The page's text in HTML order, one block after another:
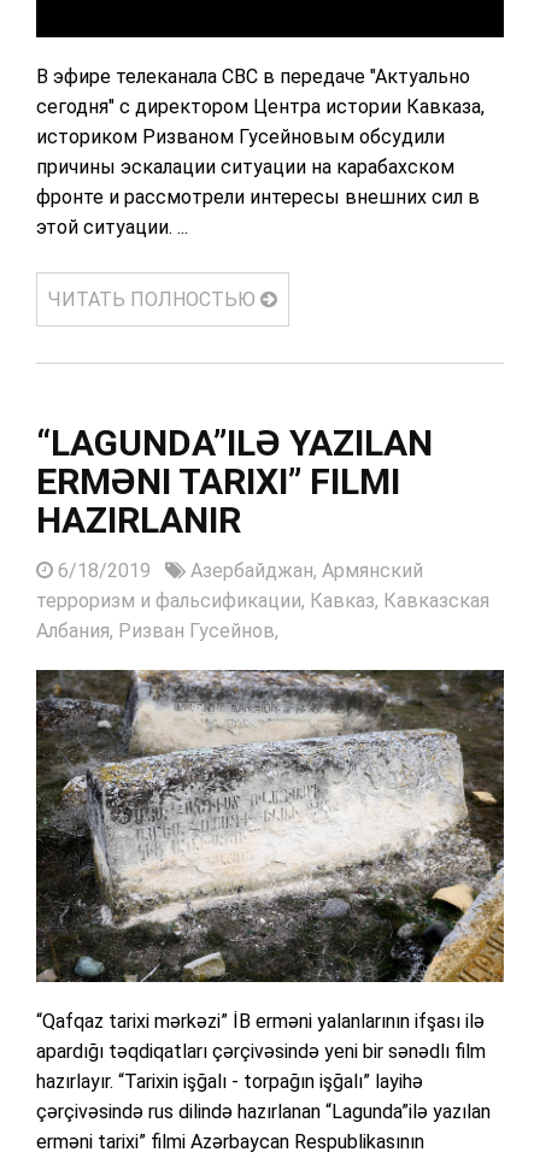
В эфире телеканала СВС в передаче "Актуально
сегодня" с директором Центра истории Кавказа,
историком Ризваном Гусейновым обсудили
причины эскалации ситуации на карабахском
фронте и рассмотрели интересы внешних сил в
этой ситуации. ...
ЧИТАТЬ ПОЛНОСТЬЮ
“LAGUNDA”ILƏ YAZILAN
ERMƏNI TARIXI” FILMI
HAZIRLANIR
6/18/2019 Азербайджан, Армянский
терроризм и фальсификации, Кавказ, Кавказская
Албания, Ризван Гусейнов,
“Qafqaz tarixi mərkəzi” İB erməni yalanlarının ifşası ilə
apardığı təqdiqatları çərçivəsində yeni bir sənədlı film
hazırlayır. “Tarixin işğalı - torpağın işğalı” layihə
çərçivəsində rus dilində hazırlanan “Lagunda”ilə yazılan
erməni tarixi” filmi Azərbaycan Respublikasının